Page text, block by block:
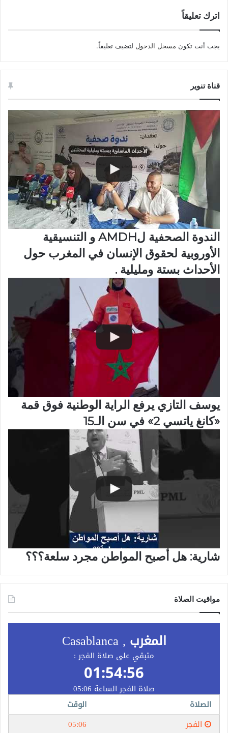
اترك تعليقاً
يجب أنت تكون مسجل الدخول لتضيف تعليقاً.
قناة تنوير
الندوة الصحفية لAMDH و التنسيقية
الأوروبية لحقوق الإنسان في المغرب حول
الأحداث بستة ومليلية .
يوسف التازي يرفع الراية الوطنية فوق قمة
«كانغ ياتسي 2» في سن الـ15
شارية: هل أصبح المواطن مجرد سلعة؟؟؟
مواقيت الصلاة